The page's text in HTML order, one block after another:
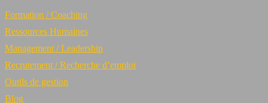
Formation / Coaching
Ressources Humaines
Management / Leadership
Recrutement / Recherche d’emploi
Outils de gestion
Blog